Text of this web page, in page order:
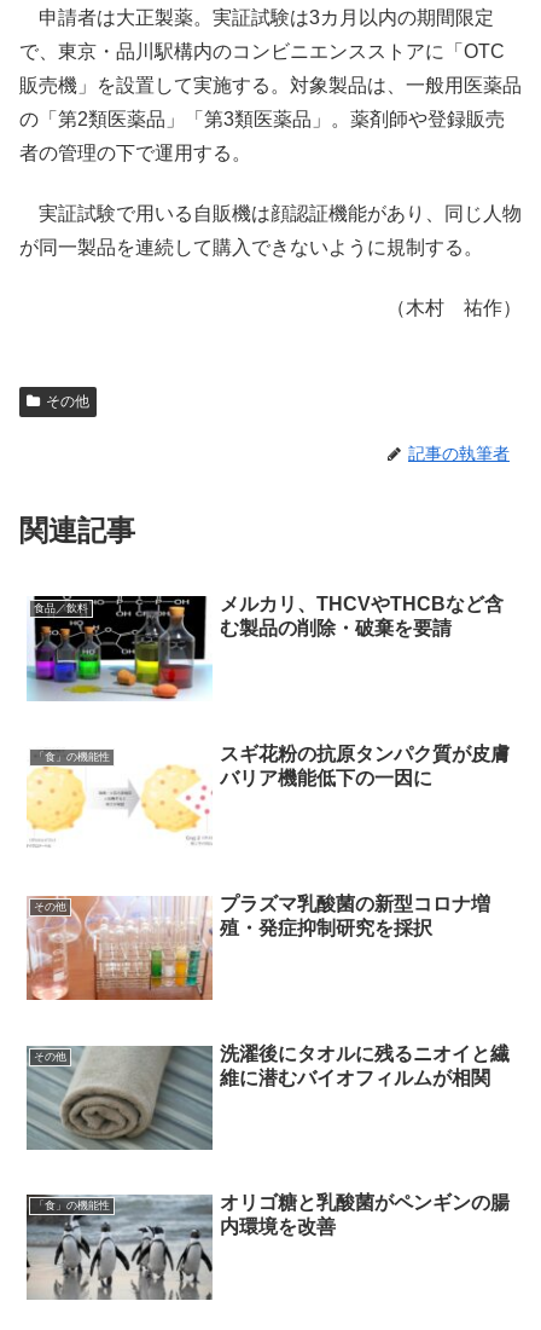
申請者は大正製薬。実証試験は3カ月以内の期間限定
で、東京・品川駅構内のコンビニエンスストアに「OTC
販売機」を設置して実施する。対象製品は、一般用医薬品
の「第2類医薬品」「第3類医薬品」。薬剤師や登録販売
者の管理の下で運用する。
実証試験で用いる自販機は顔認証機能があり、同じ人物
が同一製品を連続して購入できないように規制する。
（木村 祐作）
その他
記事の執筆者
関連記事
食品／飲料
メルカリ、THCVやTHCBなど含
む製品の削除・破棄を要請
「食」の機能性
スギ花粉の抗原タンパク質が皮膚
バリア機能低下の一因に
その他
プラズマ乳酸菌の新型コロナ増
殖・発症抑制研究を採択
その他
洗濯後にタオルに残るニオイと繊
維に潜むバイオフィルムが相関
「食」の機能性
オリゴ糖と乳酸菌がペンギンの腸
内環境を改善